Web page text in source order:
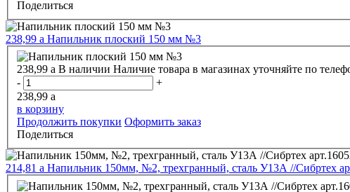
Поделиться
238,99 a Напильник плоский 150 мм №3
238,99 a В наличии Наличие товара в магазинах уточняйте по
-
+
238,99 a
в корзину
Продолжить покупки Оформить заказ
Поделиться
214,81 a Напильник 150мм, №2, трехгранный, сталь У13А //Сибртех